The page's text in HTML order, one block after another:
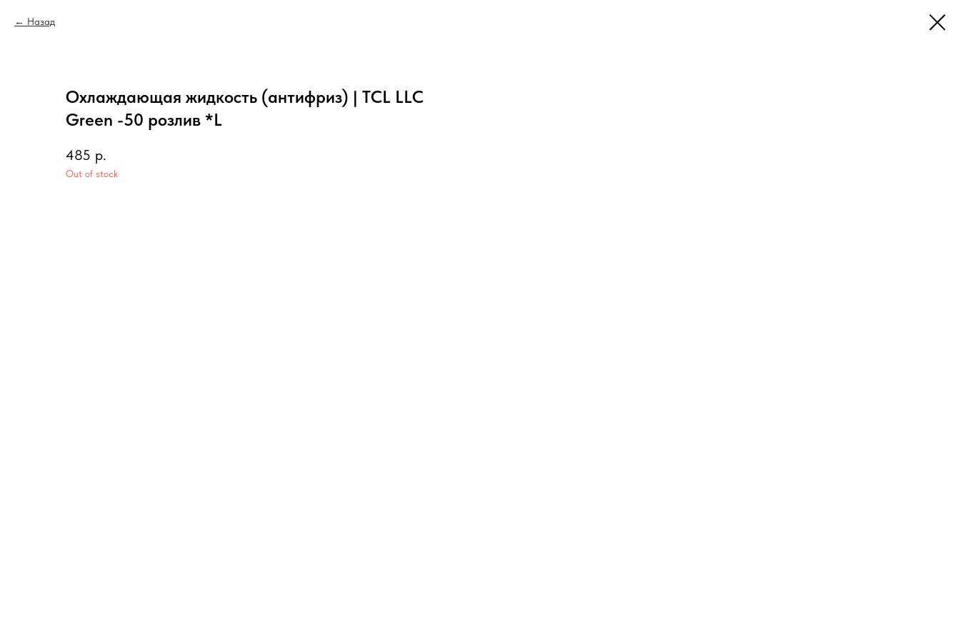
Назад
Охлаждающая жидкость (антифриз) | TCL LLC
Green -50 розлив *L
485 р.
Out of stock